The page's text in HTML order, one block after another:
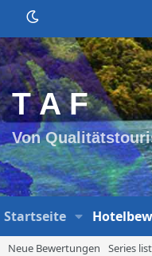
T A F
Von
Startseite
Neue Bewertungen Series list